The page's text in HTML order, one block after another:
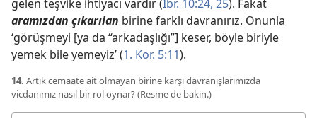
gelen teşvike ihtiyacı vardır (İbr. 10:24, 25). Fakat
aramızdan çıkarılan birine farklı davranırız. Onunla
‘görüşmeyi [ya da “arkadaşlığı”] keser, böyle biriyle
yemek bile yemeyiz’ (1. Kor. 5:11).
14. Artık cemaate ait olmayan birine karşı davranışlarımızda
vicdanımız nasıl bir rol oynar? (Resme de bakın.)